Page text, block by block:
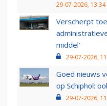
29-07-2026, 13:34
Verscherpt
middel’
29-07-2026,
Goed nieuws
op Schiphol:
29-07-2026,